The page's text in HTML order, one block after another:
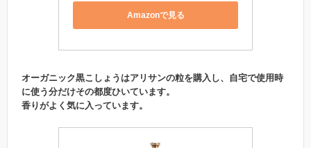
Amazonで見る
オーガニック黒こしょうはアリサンの粒を購入し、自宅で使用時
に使う分だけその都度ひいています。
香りがよく気に入っています。